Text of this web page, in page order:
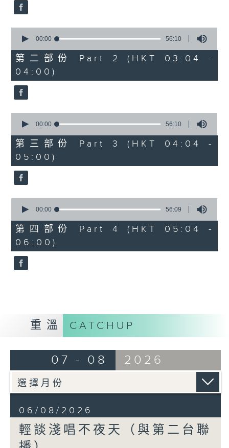
seconds
56
minutes,
10
seconds
00:00 56:10
第二部份 Part 2 (HKT 03:04 -
04:00)
seconds
56
minutes,
10
seconds
00:00 56:10
第三部份 Part 3 (HKT 04:04 -
05:00)
seconds
56
minutes,
9
seconds
00:00 56:09
第四部份 Part 4 (HKT 05:04 -
06:00)
重溫 CATCHUP
07 - 08 2026
06/08/2026
輕談淺唱不夜天（與第二台聯